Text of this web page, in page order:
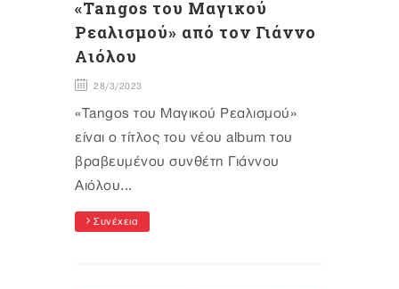
«Tangos του Μαγικού
Ρεαλισμού» από τον Γιάννο
Αιόλου
28/3/2023
«Tangos του Μαγικού Ρεαλισμού»
είναι ο τίτλος του νέου album του
βραβευμένου συνθέτη Γιάννου
Αιόλου...
Συνέχεια